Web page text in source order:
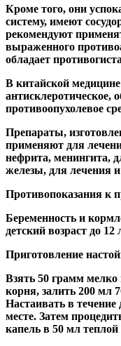
Кроме того, они
систему, имеют
рекомендуют
выраженного
обладает
В китайской медицине
антисклеротическое,
противоопухолевое
Препараты,
применяют для
нефрита, менингита,
железы, для лечения
Противопоказания к
Беременность и
детский возраст до 12
Приготовление
Взять 50 грамм
корня, залить 200 мл
Настаивать в
месте. Затем
капель в 50 мл